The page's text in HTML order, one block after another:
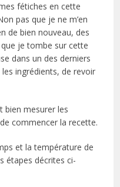
fétiches en cette
pas que je ne m’en
de bien nouveau, des
que je tombe sur cette
dans un des derniers
ingrédients, de revoir
bien mesurer les
commencer la recette.
et la température de
étapes décrites ci-